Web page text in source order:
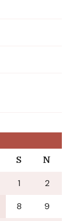
S N
1
2
8
9